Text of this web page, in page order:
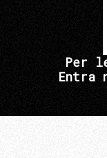
Per
Entra